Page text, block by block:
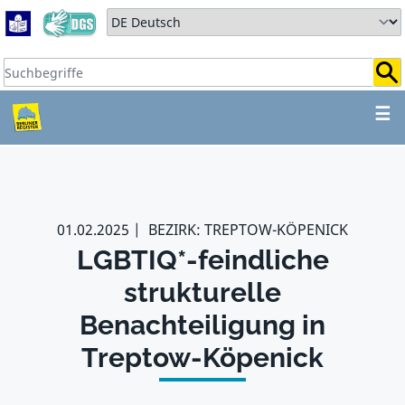
Zum Hauptbereich springen
Zum Hauptmenü springen
Sprache auswählen:
Suchbegriffe:
☰
ZUM HAUPTBEREICH
01.02.2025 BEZIRK: TREPTOW-KÖPENICK
LGBTIQ*-feindliche
strukturelle
Benachteiligung in
Treptow-Köpenick